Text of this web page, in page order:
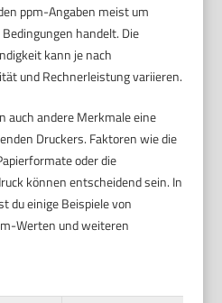
ppm-Angaben meist um
handelt. Die
kann je nach
und Rechnerleistung variieren.
auch andere Merkmale eine
Druckers. Faktoren wie die
oder die
können entscheidend sein. In
du einige Beispiele von
Werten und weiteren